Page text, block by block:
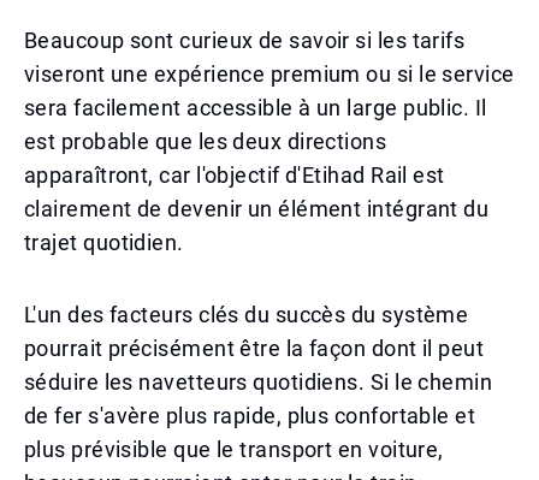
Beaucoup sont curieux de savoir si les tarifs
viseront une expérience premium ou si le service
sera facilement accessible à un large public. Il
est probable que les deux directions
apparaîtront, car l'objectif d'Etihad Rail est
clairement de devenir un élément intégrant du
trajet quotidien.
L'un des facteurs clés du succès du système
pourrait précisément être la façon dont il peut
séduire les navetteurs quotidiens. Si le chemin
de fer s'avère plus rapide, plus confortable et
plus prévisible que le transport en voiture,